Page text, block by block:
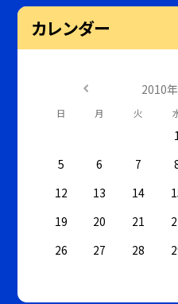
カレンダー
2010年
日 月 火
5
6 7
12
13 14
19
20 21
26
27 28